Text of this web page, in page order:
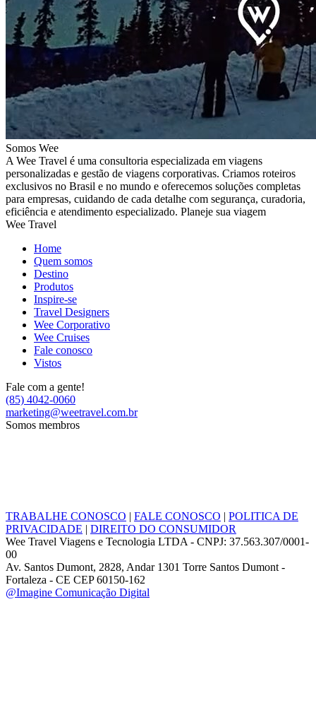
Somos Wee
A Wee Travel é uma consultoria especializada em viagens
personalizadas e gestão de viagens corporativas. Criamos roteiros
exclusivos no Brasil e no mundo e oferecemos soluções completas
para empresas, cuidando de cada detalhe com segurança, curadoria,
eficiência e atendimento especializado. Planeje sua viagem
Wee Travel
Home
Quem somos
Destino
Produtos
Inspire-se
Travel Designers
Wee Corporativo
Wee Cruises
Fale conosco
Vistos
Fale com a gente!
(85) 4042-0060
marketing@weetravel.com.br
Somos membros
TRABALHE CONOSCO | FALE CONOSCO | POLITICA DE
PRIVACIDADE | DIREITO DO CONSUMIDOR
Wee Travel Viagens e Tecnologia LTDA - CNPJ: 37.563.307/0001-
00
Av. Santos Dumont, 2828, Andar 1301 Torre Santos Dumont -
Fortaleza - CE CEP 60150-162
@Imagine Comunicação Digital